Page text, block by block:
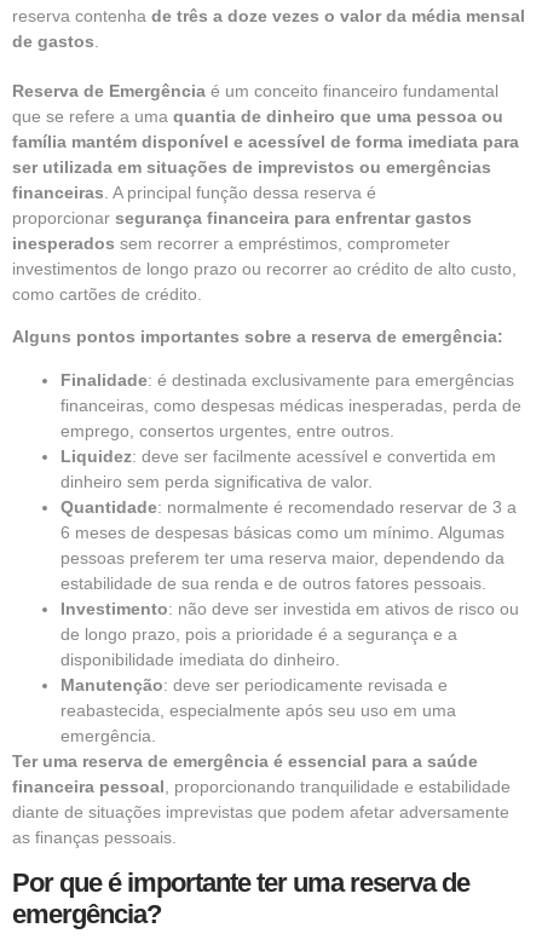
reserva contenha de três a doze vezes o valor da média mensal
de gastos
Reserva de Emergência é um conceito financeiro fundamental
que se refere a uma quantia de dinheiro que uma pessoa ou
família mantém disponível e acessível de forma imediata para
ser utilizada em situações de imprevistos ou emergências
financeiras . A principal função dessa reserva é
proporcionar segurança financeira para enfrentar gastos
inesperados sem recorrer a empréstimos, comprometer
investimentos de longo prazo ou recorrer ao crédito de alto custo,
como cartões de crédito.
Alguns pontos importantes sobre a reserva de emergência:
Finalidade: é destinada exclusivamente para emergências
financeiras, como despesas médicas inesperadas, perda de
emprego, consertos urgentes, entre outros.
Liquidez: deve ser facilmente acessível e convertida em
dinheiro sem perda significativa de valor.
Quantidade: normalmente é recomendado reservar de 3 a
6 meses de despesas básicas como um mínimo. Algumas
pessoas preferem ter uma reserva maior, dependendo da
estabilidade de sua renda e de outros fatores pessoais.
Investimento: não deve ser investida em ativos de risco ou
de longo prazo, pois a prioridade é a segurança e a
disponibilidade imediata do dinheiro.
Manutenção: deve ser periodicamente revisada e
reabastecida, especialmente após seu uso em uma
emergência.
Ter uma reserva de emergência é essencial para a saúde
financeira pessoal , proporcionando tranquilidade e estabilidade
diante de situações imprevistas que podem afetar adversamente
as finanças pessoais.
Por que é importante ter uma reserva de
emergência?